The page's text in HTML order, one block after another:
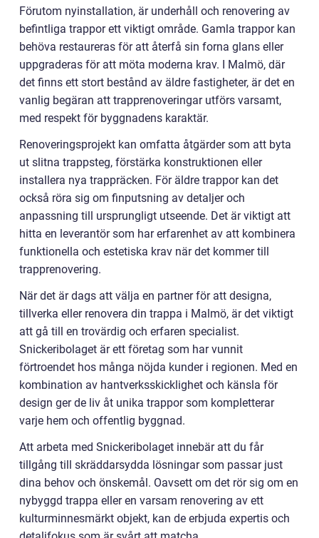
Förutom nyinstallation, är underhåll och renovering av
befintliga trappor ett viktigt område. Gamla trappor kan
behöva restaureras för att återfå sin forna glans eller
uppgraderas för att möta moderna krav. I Malmö, där
det finns ett stort bestånd av äldre fastigheter, är det en
vanlig begäran att trapprenoveringar utförs varsamt,
med respekt för byggnadens karaktär.
Renoveringsprojekt kan omfatta åtgärder som att byta
ut slitna trappsteg, förstärka konstruktionen eller
installera nya trappräcken. För äldre trappor kan det
också röra sig om finputsning av detaljer och
anpassning till ursprungligt utseende. Det är viktigt att
hitta en leverantör som har erfarenhet av att kombinera
funktionella och estetiska krav när det kommer till
trapprenovering.
När det är dags att välja en partner för att designa,
tillverka eller renovera din trappa i Malmö, är det viktigt
att gå till en trovärdig och erfaren specialist.
Snickeribolaget är ett företag som har vunnit
förtroendet hos många nöjda kunder i regionen. Med en
kombination av hantverksskicklighet och känsla för
design ger de liv åt unika trappor som kompletterar
varje hem och offentlig byggnad.
Att arbeta med Snickeribolaget innebär att du får
tillgång till skräddarsydda lösningar som passar just
dina behov och önskemål. Oavsett om det rör sig om en
nybyggd trappa eller en varsam renovering av ett
kulturminnesmärkt objekt, kan de erbjuda expertis och